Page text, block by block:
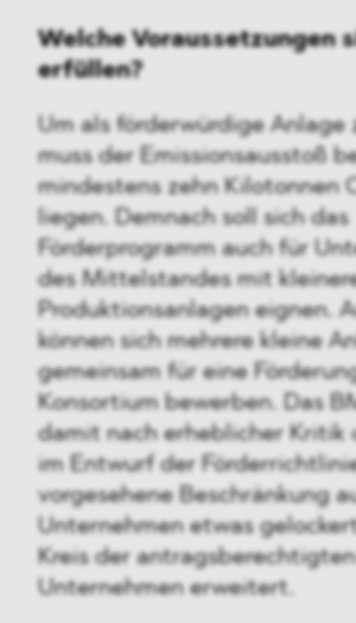
Welche Voraussetzungen
erfüllen?
Um als förderwürdige Anlage
muss der Emissionsausstoß
mindestens zehn Kilotonnen
liegen. Demnach soll sich das
Förderprogramm auch für
des Mittelstandes mit
Produktionsanlagen eignen.
können sich mehrere kleine
gemeinsam für eine
Konsortium bewerben. Das
damit nach erheblicher Kritik
im Entwurf der
vorgesehene Beschränkung
Unternehmen etwas
Kreis der antragsberechtigten
Unternehmen erweitert.